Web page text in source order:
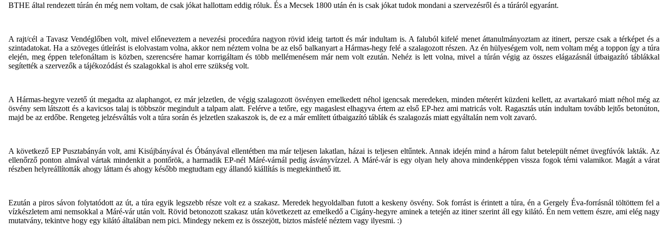
BTHE által rendezett túrán én még nem voltam, de csak jókat hallottam eddig róluk. És a Mecsek 1800 után én is csak jókat tudok mondani a szervezésről és a túráról egyaránt.
A rajt/cél a Tavasz Vendéglőben volt, mivel előneveztem a nevezési procedúra nagyon rövid ideig tartott és már indultam is. A faluból kifelé menet áttanulmányoztam az itinert, persze csak a térképet és a
szintadatokat. Ha a szöveges útleírást is elolvastam volna, akkor nem néztem volna be az első balkanyart a Hármas-hegy felé a szalagozott részen. Az én hülyeségem volt, nem voltam még a toppon így a túra
elején, meg éppen telefonáltam is közben, szerencsére hamar korrigáltam és több mellémenésem már nem volt ezután. Nehéz is lett volna, mivel a túrán végig az összes elágazásnál útbaigazító táblákkal
segítették a szervezők a tájékozódást és szalagokkal is ahol erre szükség volt.
A Hármas-hegyre vezető út megadta az alaphangot, ez már jelzetlen, de végig szalagozott ösvényen emelkedett néhol igencsak meredeken, minden méterért küzdeni kellett, az avartakaró miatt néhol még az
ösvény sem látszott és a kavicsos talaj is többször megindult a talpam alatt. Felérve a tetőre, egy magaslest elhagyva értem az első EP-hez ami matricás volt. Ragasztás után indultam tovább lejtős betonúton,
majd be az erdőbe. Rengeteg jelzésváltás volt a túra során és jelzetlen szakaszok is, de ez a már említett útbaigazító táblák és szalagozás miatt egyáltalán nem volt zavaró.
A következő EP Pusztabányán volt, ami Kisújbányával és Óbányával ellentétben ma már teljesen lakatlan, házai is teljesen eltűntek. Annak idején mind a három falut betelepült német üvegfúvók lakták. Az
ellenőrző ponton almával vártak mindenkit a pontőrök, a harmadik EP-nél Máré-várnál pedig ásványvízzel. A Máré-vár is egy olyan hely ahova mindenképpen vissza fogok térni valamikor. Magát a várat
részben helyreállították ahogy láttam és ahogy később megtudtam egy állandó kiállítás is megtekinthető itt.
Ezután a piros sávon folytatódott az út, a túra egyik legszebb része volt ez a szakasz. Meredek hegyoldalban futott a keskeny ösvény. Sok forrást is érintett a túra, én a Gergely Éva-forrásnál töltöttem fel a
vízkészletem ami nemsokkal a Máré-vár után volt. Rövid betonozott szakasz után következett az emelkedő a Cigány-hegyre aminek a tetején az itiner szerint áll egy kilátó. Én nem vettem észre, ami elég nagy
mutatvány, tekintve hogy egy kilátó általában nem pici. Mindegy nekem ez is összejött, biztos másfelé néztem vagy ilyesmi. :)